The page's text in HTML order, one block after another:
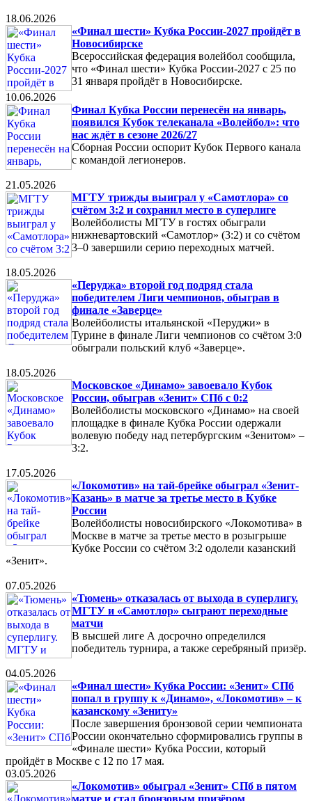
18.06.2026
«Финал шести» Кубка России-2027 пройдёт в
Новосибирске
Всероссийская федерация волейбол сообщила,
что «Финал шести» Кубка России-2027 с 25 по
31 января пройдёт в Новосибирске.
10.06.2026
Финал Кубка России перенесён на январь,
появился Кубок телеканала «Волейбол»: что
нас ждёт в сезоне 2026/27
Сборная России оспорит Кубок Первого канала
с командой легионеров.
21.05.2026
МГТУ трижды выиграл у «Самотлора» со
счётом 3:2 и сохранил место в суперлиге
Волейболисты МГТУ в гостях обыграли
нижневартовский «Самотлор» (3:2) и со счётом
3–0 завершили серию переходных матчей.
18.05.2026
«Перуджа» второй год подряд стала
победителем Лиги чемпионов, обыграв в
финале «Заверце»
Волейболисты итальянской «Перуджи» в
Турине в финале Лиги чемпионов со счётом 3:0
обыграли польский клуб «Заверце».
18.05.2026
Московское «Динамо» завоевало Кубок
России, обыграв «Зенит» СПб с 0:2
Волейболисты московского «Динамо» на своей
площадке в финале Кубка России одержали
волевую победу над петербургским «Зенитом» –
3:2.
17.05.2026
«Локомотив» на тай-брейке обыграл «Зенит-
Казань» в матче за третье место в Кубке
России
Волейболисты новосибирского «Локомотива» в
Москве в матче за третье место в розыгрыше
Кубке России со счётом 3:2 одолели казанский
«Зенит».
07.05.2026
«Тюмень» отказалась от выхода в суперлигу.
МГТУ и «Самотлор» сыграют переходные
матчи
В высшей лиге А досрочно определился
победитель турнира, а также серебряный призёр.
04.05.2026
«Финал шести» Кубка России: «Зенит» СПб
попал в группу к «Динамо», «Локомотив» – к
казанскому «Зениту»
После завершения бронзовой серии чемпионата
России окончательно сформировались группы в
«Финале шести» Кубка России, который
пройдёт в Москве с 12 по 17 мая.
03.05.2026
«Локомотив» обыграл «Зенит» СПб в пятом
матче и стал бронзовым призёром